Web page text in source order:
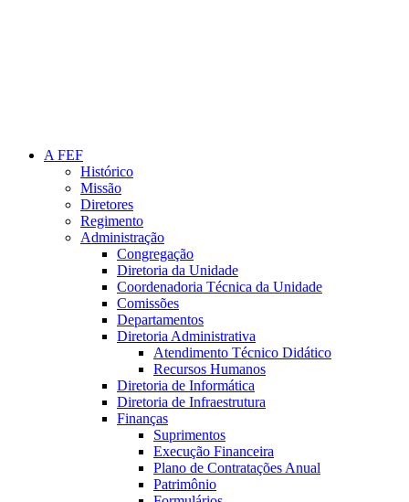
A FEF
Histórico
Missão
Diretores
Regimento
Administração
Congregação
Diretoria da Unidade
Coordenadoria Técnica da Unidade
Comissões
Departamentos
Diretoria Administrativa
Atendimento Técnico Didático
Recursos Humanos
Diretoria de Informática
Diretoria de Infraestrutura
Finanças
Suprimentos
Execução Financeira
Plano de Contratações Anual
Patrimônio